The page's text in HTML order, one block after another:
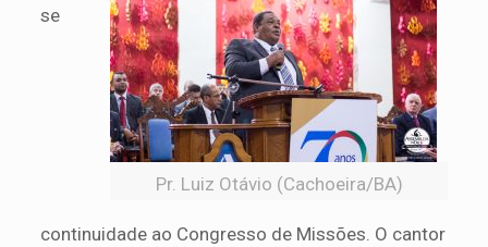
Pr. Luiz Otávio (Cachoeira/BA)
se
continuidade ao Congresso de Missões. O cantor